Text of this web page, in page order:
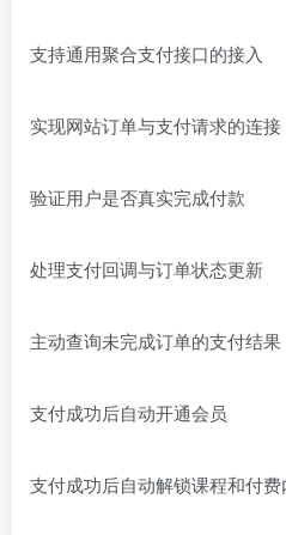
支持通用聚合支付接口的接入
实现网站订单与支付请求的连接
验证用户是否真实完成付款
处理支付回调与订单状态更新
主动查询未完成订单的支付结果
支付成功后自动开通会员
支付成功后自动解锁课程和付费